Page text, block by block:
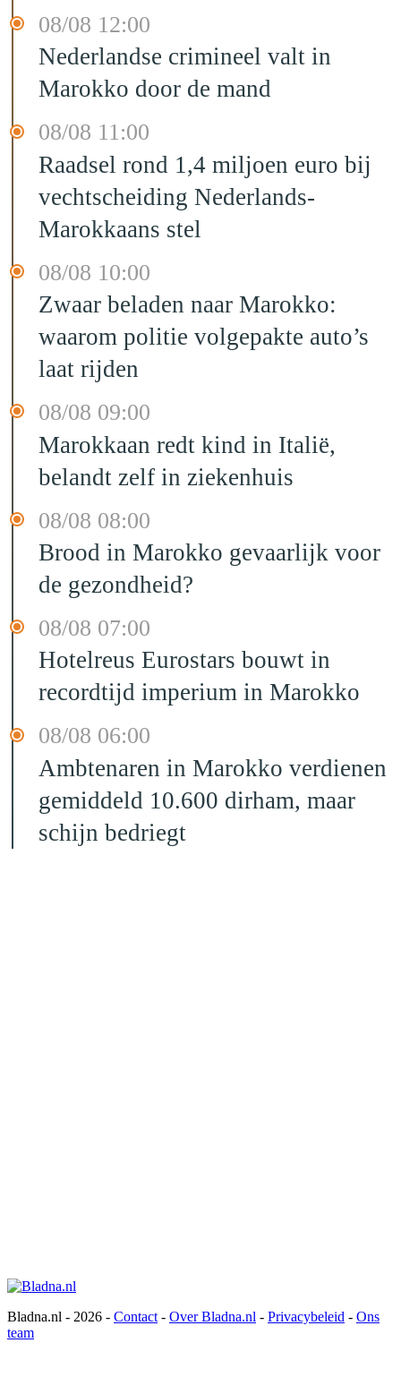
08/08 12:00
Nederlandse crimineel valt in
Marokko door de mand
08/08 11:00
Raadsel rond 1,4 miljoen euro bij
vechtscheiding Nederlands-
Marokkaans stel
08/08 10:00
Zwaar beladen naar Marokko:
waarom politie volgepakte auto’s
laat rijden
08/08 09:00
Marokkaan redt kind in Italië,
belandt zelf in ziekenhuis
08/08 08:00
Brood in Marokko gevaarlijk voor
de gezondheid?
08/08 07:00
Hotelreus Eurostars bouwt in
recordtijd imperium in Marokko
08/08 06:00
Ambtenaren in Marokko verdienen
gemiddeld 10.600 dirham, maar
schijn bedriegt
Bladna.nl - 2026 - Contact - Over Bladna.nl - Privacybeleid - Ons
team